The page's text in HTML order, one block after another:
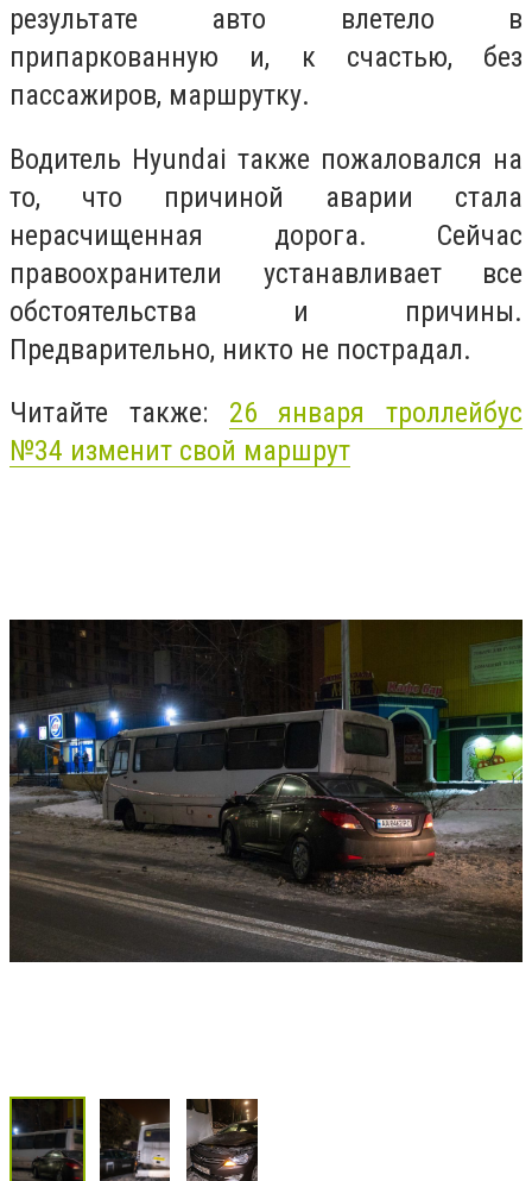
результате авто влетело в
припаркованную и, к счастью, без
пассажиров, маршрутку.
Водитель Hyundai также пожаловался на
то, что причиной аварии стала
нерасчищенная дорога. Сейчас
правоохранители устанавливает все
обстоятельства и причины.
Предварительно, никто не пострадал.
Читайте также: 26 января троллейбус
№34 изменит свой маршрут